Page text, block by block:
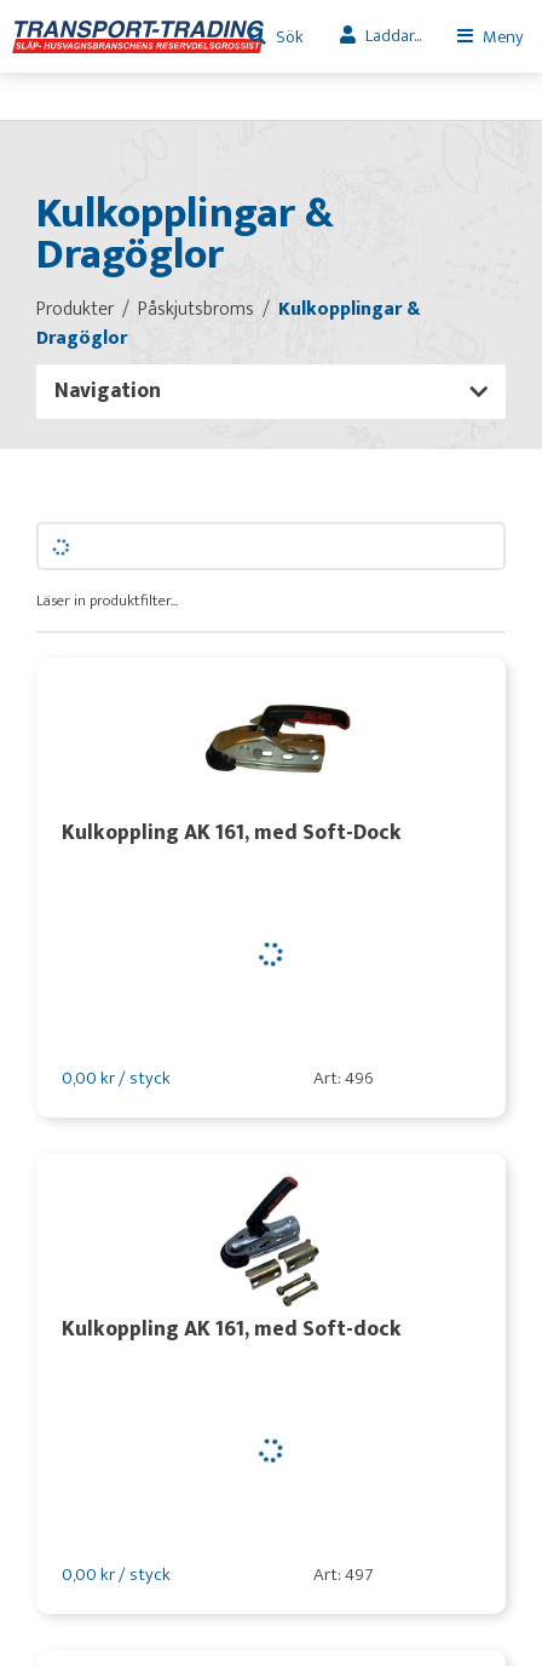
Sök Laddar... Meny
Kulkopplingar &
Dragöglor
Produkter Påskjutsbroms
Kulkopplingar &
Dragöglor
Navigation
Läser in produktfilter...
Kulkoppling AK 161, med Soft-Dock
0,00 kr / styck Art: 496
Kulkoppling AK 161, med Soft-dock
0,00 kr / styck Art: 497